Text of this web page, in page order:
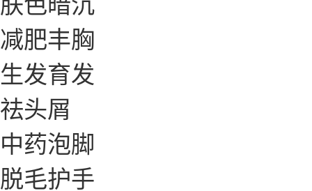
减肥丰胸
生发育发
祛头屑
中药泡脚
脱毛护手